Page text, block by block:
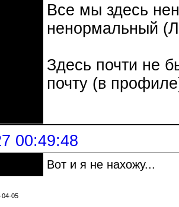
Все мы здесь
ненормальный
Здесь почти не
почту (в
00:49:48
04-05
Вот и я не нахожу...